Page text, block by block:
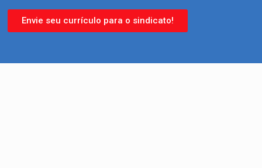
Envie seu currículo para o sindicato!